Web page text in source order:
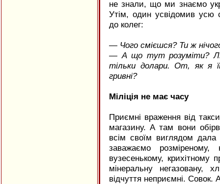
не знали, що ми знаємо
Утім, один усвідомив усю
до колег:
— Чого смієшся? Ти ж
— А що тут розуміти?
тільки долари. От, як я
гривні?
Міліція не має часу
Приємні враження від
магазину. А там вони
всім своїм виглядом
заважаємо
вузесенькому, крихітному
мінеральну негазовану,
відчуття неприємні. Совок.